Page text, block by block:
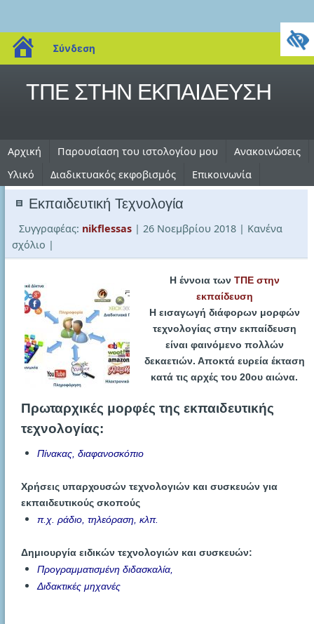
blogs.sch.gr
Σύνδεση
ΤΠΕ ΣΤΗΝ ΕΚΠΑΙΔΕΥΣΗ
Αρχική Παρουσίαση του ιστολογίου μου
Ανακοινώσεις
Υλικό
Διαδικτυακός εκφοβισμός Επικοινωνία
Εκπαιδευτική Τεχνολογία
Συγγραφέας: nikflessas | 26 Νοεμβρίου 2018 | Κανένα
σχόλιο |
Η έννοια των ΤΠΕ στην
εκπαίδευση
Η εισαγωγή διάφορων μορφών
τεχνολογίας στην εκπαίδευση
είναι φαινόμενο πολλών
δεκαετιών. Αποκτά ευρεία έκταση
κατά τις αρχές του 20ου αιώνα.
Πρωταρχικές μορφές της εκπαιδευτικής
τεχνολογίας:
Πίνακας, διαφανοσκόπιο
Χρήσεις υπαρχουσών τεχνολογιών και συσκευών για
εκπαιδευτικούς σκοπούς
π.χ. ράδιο, τηλεόραση, κλπ.
Δημιουργία ειδικών τεχνολογιών και συσκευών:
Προγραμματισμένη διδασκαλία,
Διδακτικές μηχανές